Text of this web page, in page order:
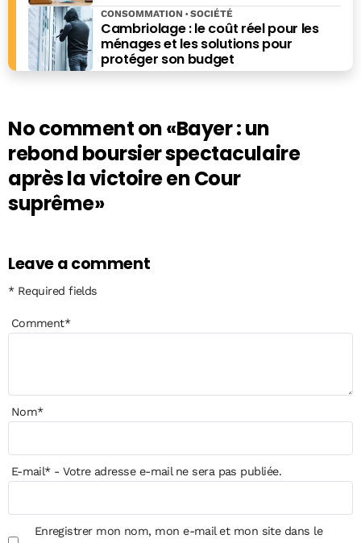
Cambriolage : le coût réel pour les
ménages et les solutions pour
protéger son budget
CONSOMMATION SOCIÉTÉ
No comment on«Bayer : un
rebond boursier spectaculaire
après la victoire en Cour
suprême»
Leave a comment
* Required fields
Comment*
Nom*
E-mail*- Votre adresse e-mail ne sera pas publiée.
Enregistrer mon nom, mon e-mail et mon site dans le